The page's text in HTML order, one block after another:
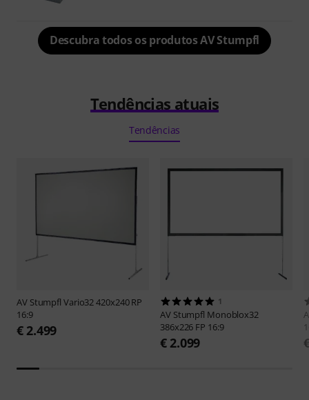
Descubra todos os produtos AV Stumpfl
Tendências atuais
Tendências
AV Stumpfl Vario32 420x240 RP
16:9
€ 2.499
1
AV Stumpfl Monoblox32
386x226 FP 16:9
€ 2.099